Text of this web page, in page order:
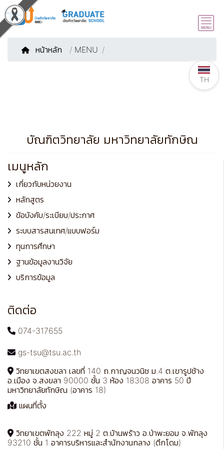
หน้าหลัก / MENU
บัณฑิตวิทยาลัย มหาวิทยาลัยทักษิณ
เมนูหลัก
เกี่ยวกับหน่วยงาน
หลักสูตร
ข้อบังคับ/ระเบียบ/ประกาศ
ระบบสารสนเทศ/แบบฟอร์ม
ทุนการศึกษา
ฐานข้อมูลงานวิจัย
บริการข้อมูล
ติดต่อ
074-317655
gs-tsu@tsu.ac.th
วิทยาเขตสงขลา เลขที่ 140 ถ.กาญจนวนิช ม.4 ต.เขารูปช้าง
อ.เมือง จ.สงขลา 90000 ชั้น 3 ห้อง 18308 อาคาร 50 ปี
มหาวิทยาลัยทักษิณ (อาคาร 18)
แผนที่ตั้ง
วิทยาเขตพัทลุง 222 หมู่ 2 ต.บ้านพร้าว อ.ป่าพะยอม จ.พัทลุง
93210 ชั้น 1 อาคารบริหารและสำนักงานกลาง (ตึกโดม)
TH